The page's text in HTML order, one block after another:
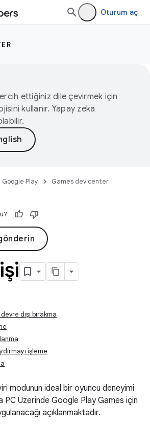
Oturum aç
ettiğiniz dile çevirmek için
kullanır. Yapay zeka
Google Play
Games dev center
dışı bırakma
işleme
modunun ideal bir oyuncu deneyimi
PC Üzerinde Google Play Games için
açıklanmaktadır.